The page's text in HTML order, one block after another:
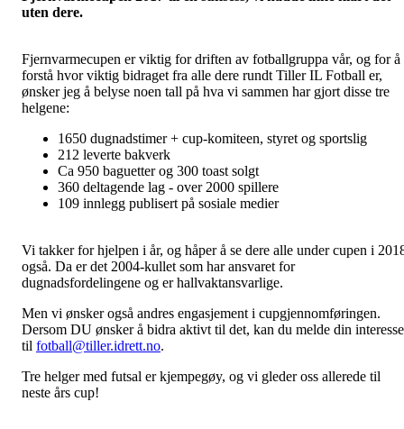
uten dere.
Fjernvarmecupen er viktig for driften av fotballgruppa vår, og for å
forstå hvor viktig bidraget fra alle dere rundt Tiller IL Fotball er,
ønsker jeg å belyse noen tall på hva vi sammen har gjort disse tre
helgene:
1650 dugnadstimer + cup-komiteen, styret og sportslig
212 leverte bakverk
Ca 950 baguetter og 300 toast solgt
360 deltagende lag - over 2000 spillere
109 innlegg publisert på sosiale medier
Vi takker for hjelpen i år, og håper å se dere alle under cupen i
også. Da er det 2004-kullet som har ansvaret for
dugnadsfordelingene og er hallvaktansvarlige.
Men vi ønsker også andres engasjement i cupgjennomføringen.
Dersom DU ønsker å bidra aktivt til det, kan du melde din interesse
til fotball@tiller.idrett.no.
Tre helger med futsal er kjempegøy, og vi gleder oss allerede til
neste års cup!